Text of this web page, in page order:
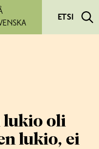
ETSI
lukio oli
lukio, ei